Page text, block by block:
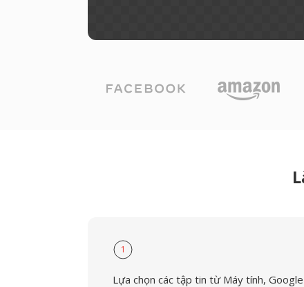
1
Lựa chọn các tập tin từ Máy tính, Google